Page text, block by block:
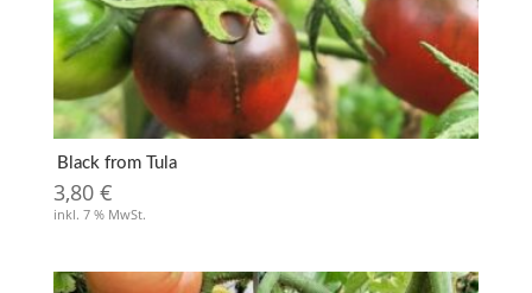
Black from Tula
3,80 €
inkl. 7 % MwSt.